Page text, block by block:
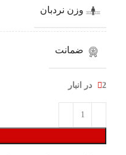
وزن نردبان
ضمانت
2 در انبار